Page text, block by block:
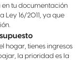
en tu documentación
Ley 16/2011, ya que
hogar, tienes ingresos
la prioridad es la